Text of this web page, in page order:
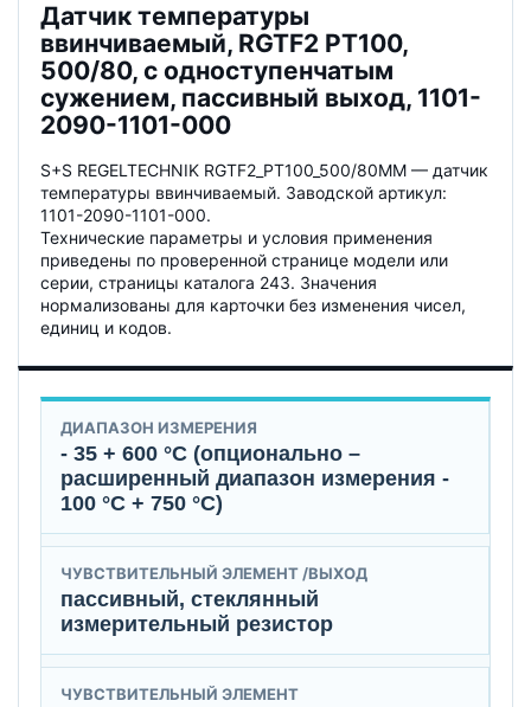
Датчик температуры
ввинчиваемый, RGTF2 PT100,
500/80, с одноступенчатым
сужением, пассивный выход, 1101-
2090-1101-000
S+S REGELTECHNIK RGTF2_PT100_500/80MM — датчик
температуры ввинчиваемый. Заводской артикул:
1101-2090-1101-000.
Технические параметры и условия применения
приведены по проверенной странице модели или
серии, страницы каталога 243. Значения
нормализованы для карточки без изменения чисел,
единиц и кодов.
ДИАПАЗОН ИЗМЕРЕНИЯ
- 35 + 600 °C (опционально –
расширенный диапазон измерения -
100 °C + 750 °C)
ЧУВСТВИТЕЛЬНЫЙ ЭЛЕМЕНТ /ВЫХОД
пассивный, стеклянный
измерительный резистор
ЧУВСТВИТЕЛЬНЫЙ ЭЛЕМЕНТ